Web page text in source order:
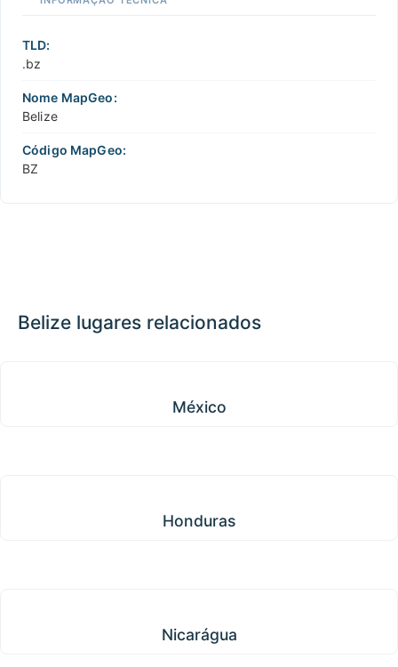
TLD:
.bz
Nome MapGeo:
Belize
Código MapGeo:
BZ
Belize lugares relacionados
México
Honduras
Nicarágua